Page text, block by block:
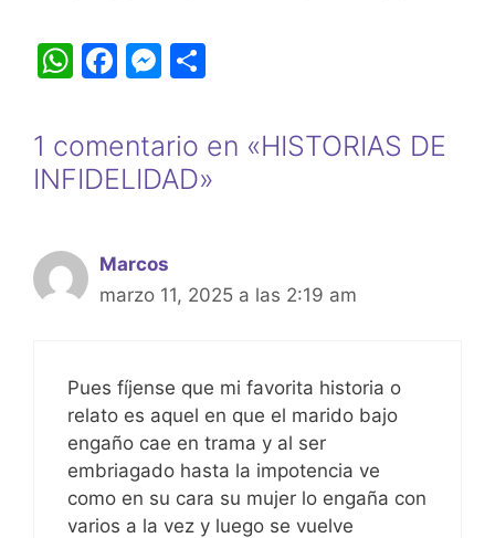
W
at
s
A
p
F
c
e
b
o
k
M
s
s
e
g
er
ar
e
1 comentario en «HISTORIAS DE
INFIDELIDAD»
Marcos
marzo 11, 2025 a las 2:19 am
Pues fíjense que mi favorita historia o
relato es aquel en que el marido bajo
engaño cae en trama y al ser
embriagado hasta la impotencia ve
como en su cara su mujer lo engaña con
varios a la vez y luego se vuelve